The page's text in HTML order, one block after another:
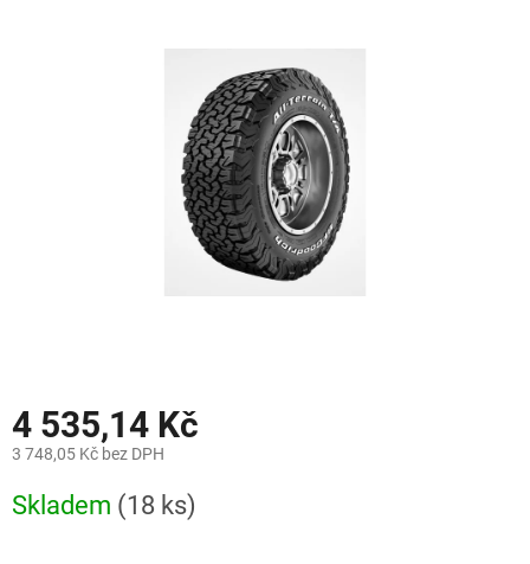
4 535,14 Kč
3 748,05 Kč bez DPH
cena:
Skladem (18 ks)